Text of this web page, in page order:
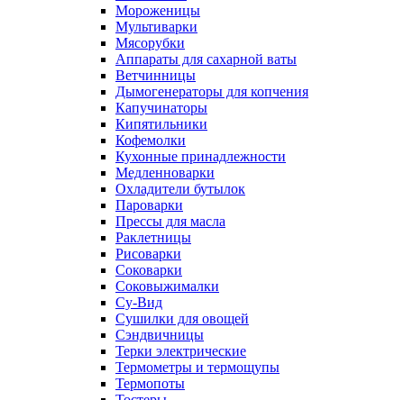
Мороженицы
Мультиварки
Мясорубки
Аппараты для сахарной ваты
Ветчинницы
Дымогенераторы для копчения
Капучинаторы
Кипятильники
Кофемолки
Кухонные принадлежности
Медленноварки
Охладители бутылок
Пароварки
Прессы для масла
Раклетницы
Рисоварки
Соковарки
Соковыжималки
Су-Вид
Сушилки для овощей
Сэндвичницы
Терки электрические
Термометры и термощупы
Термопоты